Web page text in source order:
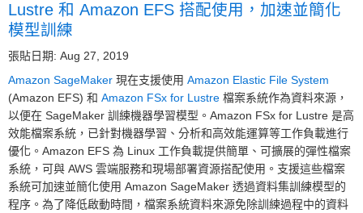
Lustre 和 Amazon EFS 搭配使用，加速並簡化
模型訓練
張貼日期: Aug 27, 2019
Amazon SageMaker 現在支援使用 Amazon Elastic File System
(Amazon EFS) 和 Amazon FSx for Lustre 檔案系統作為資料來源，
以便在 SageMaker 訓練機器學習模型。Amazon FSx for Lustre 是高
效能檔案系統，已針對機器學習、分析和高效能運算等工作負載進行
優化。Amazon EFS 為 Linux 工作負載提供簡單、可擴展的彈性檔案
系統，可與 AWS 雲端服務和現場部署資源搭配使用。支援這些檔案
系統可加速並簡化使用 Amazon SageMaker 透過資料集訓練模型的
程序。為了降低啟動時間，檔案系統資料來源免除訓練過程中的資料